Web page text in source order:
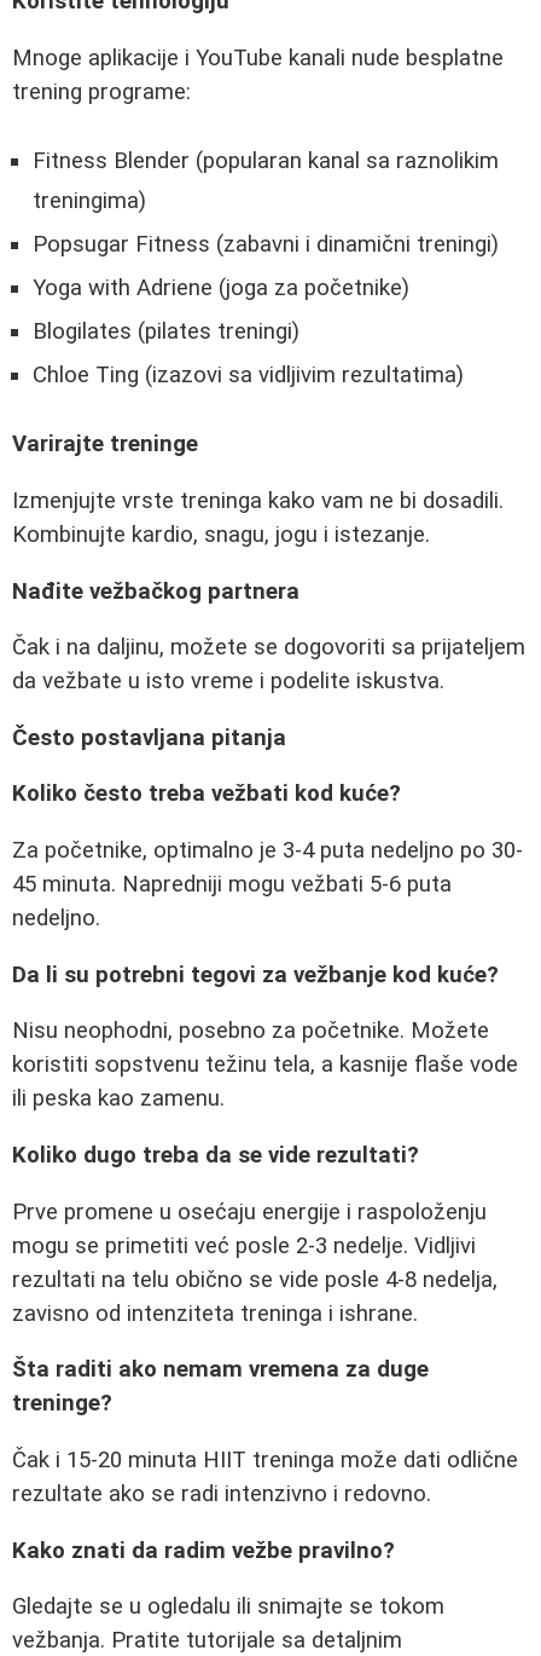
Mnoge aplikacije i YouTube kanali nude besplatne
trening programe:
Fitness Blender (popularan kanal sa raznolikim
treningima)
Popsugar Fitness (zabavni i dinamični treningi)
Yoga with Adriene (joga za početnike)
Blogilates (pilates treningi)
Chloe Ting (izazovi sa vidljivim rezultatima)
Varirajte treninge
Izmenjujte vrste treninga kako vam ne bi dosadili.
Kombinujte kardio, snagu, jogu i istezanje.
Nađite vežbačkog partnera
Čak i na daljinu, možete se dogovoriti sa prijateljem
da vežbate u isto vreme i podelite iskustva.
Često postavljana pitanja
Koliko često treba vežbati kod kuće?
Za početnike, optimalno je 3-4 puta nedeljno po 30-
45 minuta. Napredniji mogu vežbati 5-6 puta
nedeljno.
Da li su potrebni tegovi za vežbanje kod kuće?
Nisu neophodni, posebno za početnike. Možete
koristiti sopstvenu težinu tela, a kasnije flaše vode
ili peska kao zamenu.
Koliko dugo treba da se vide rezultati?
Prve promene u osećaju energije i raspoloženju
mogu se primetiti već posle 2-3 nedelje. Vidljivi
rezultati na telu obično se vide posle 4-8 nedelja,
zavisno od intenziteta treninga i ishrane.
Šta raditi ako nemam vremena za duge
treninge?
Čak i 15-20 minuta HIIT treninga može dati odlične
rezultate ako se radi intenzivno i redovno.
Kako znati da radim vežbe pravilno?
Gledajte se u ogledalu ili snimajte se tokom
vežbanja. Pratite tutorijale sa detaljnim